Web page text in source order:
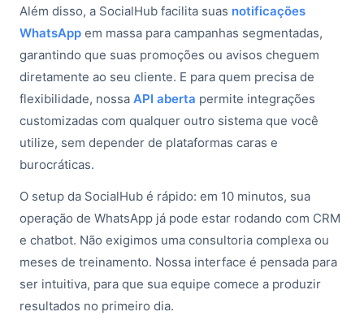
Além disso, a SocialHub facilita suas notificações
WhatsApp em massa para campanhas segmentadas,
garantindo que suas promoções ou avisos cheguem
diretamente ao seu cliente. E para quem precisa de
flexibilidade, nossa API aberta permite integrações
customizadas com qualquer outro sistema que você
utilize, sem depender de plataformas caras e
burocráticas.
O setup da SocialHub é rápido: em 10 minutos, sua
operação de WhatsApp já pode estar rodando com CRM
e chatbot. Não exigimos uma consultoria complexa ou
meses de treinamento. Nossa interface é pensada para
ser intuitiva, para que sua equipe comece a produzir
resultados no primeiro dia.